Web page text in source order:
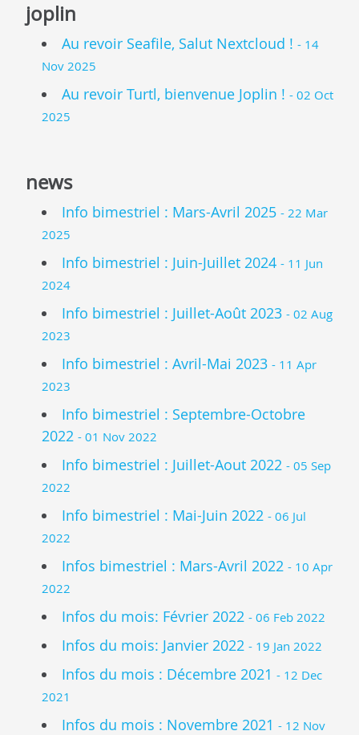
joplin
Au revoir Seafile, Salut Nextcloud ! - 14
Nov 2025
Au revoir Turtl, bienvenue Joplin ! - 02 Oct
2025
news
Info bimestriel : Mars-Avril 2025 - 22 Mar
2025
Info bimestriel : Juin-Juillet 2024 - 11 Jun
2024
Info bimestriel : Juillet-Août 2023 - 02 Aug
2023
Info bimestriel : Avril-Mai 2023 - 11 Apr
2023
Info bimestriel : Septembre-Octobre
2022 - 01 Nov 2022
Info bimestriel : Juillet-Aout 2022 - 05 Sep
2022
Info bimestriel : Mai-Juin 2022 - 06 Jul
2022
Infos bimestriel : Mars-Avril 2022 - 10 Apr
2022
Infos du mois: Février 2022 - 06 Feb 2022
Infos du mois: Janvier 2022 - 19 Jan 2022
Infos du mois : Décembre 2021 - 12 Dec
2021
Infos du mois : Novembre 2021 - 12 Nov